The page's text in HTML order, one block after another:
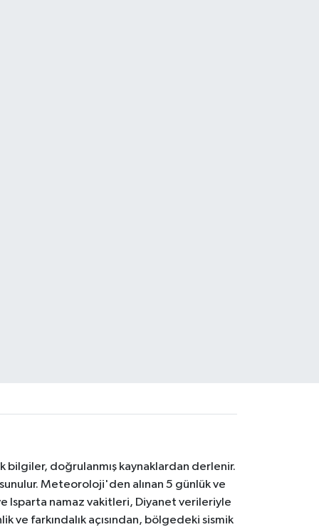
bilgiler, doğrulanmış kaynaklardan derlenir.
Meteoroloji'den alınan 5 günlük ve
Isparta namaz vakitleri, Diyanet verileriyle
ve farkındalık açısından, bölgedeki sismik